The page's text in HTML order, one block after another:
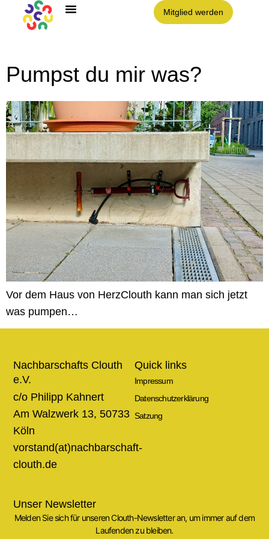
Mitglied werden
Pumpst du mir was?
Vor dem Haus von HerzClouth kann man sich jetzt
was pumpen…
Quick links
Impressum
Datenschutzerklärung
Satzung
Nachbarschafts Clouth
e.V.
c/o Philipp Kahnert
Am Walzwerk 13, 50733
Köln
vorstand(at)nachbarschaft-
clouth.de
Unser Newsletter
Melden Sie sich für unseren Clouth-Newsletter an, um immer auf dem
Laufenden zu bleiben.